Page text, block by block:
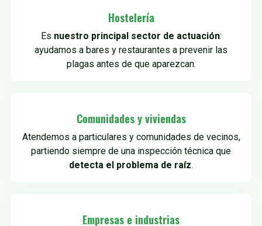
Hostelería
Es nuestro principal sector de actuación:
ayudamos a bares y restaurantes a prevenir las
plagas antes de que aparezcan.
Comunidades y viviendas
Atendemos a particulares y comunidades de vecinos,
partiendo siempre de una inspección técnica que
detecta el problema de raíz.
Empresas e industrias